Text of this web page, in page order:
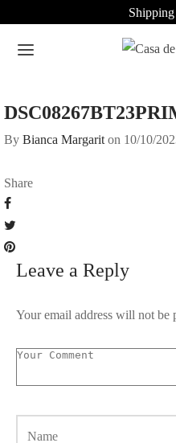
By Bianca Margarit on 10/10/
Share
Leave a Reply
Your email address will not be